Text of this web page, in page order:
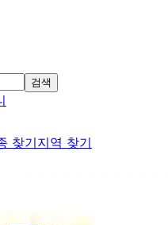
검색
찾기지역 찾기